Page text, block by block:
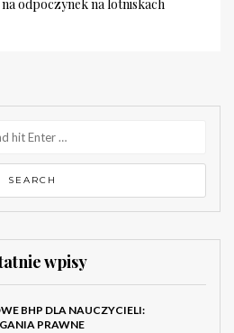
odpoczynek na lotniskach
wpisy
BHP DLA NAUCZYCIELI:
PRAWNE